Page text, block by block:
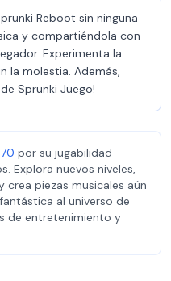
Reboot sin ninguna
y compartiéndola con
Experimenta la
la molestia. Además,
Sprunki Juego!
por su jugabilidad
Explora nuevos niveles,
crea piezas musicales aún
al universo de
de entretenimiento y